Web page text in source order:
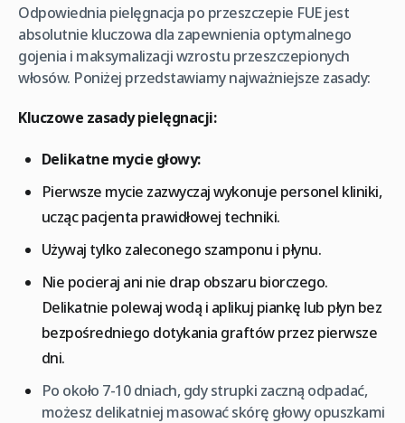
Odpowiednia pielęgnacja po przeszczepie FUE jest
absolutnie kluczowa dla zapewnienia optymalnego
gojenia i maksymalizacji wzrostu przeszczepionych
włosów. Poniżej przedstawiamy najważniejsze zasady:
Kluczowe zasady pielęgnacji:
Delikatne mycie głowy:
Pierwsze mycie zazwyczaj wykonuje personel kliniki,
ucząc pacjenta prawidłowej techniki.
Używaj tylko zaleconego szamponu i płynu.
Nie pocieraj ani nie drap obszaru biorczego.
Delikatnie polewaj wodą i aplikuj piankę lub płyn bez
bezpośredniego dotykania graftów przez pierwsze
dni.
Po około 7-10 dniach, gdy strupki zaczną odpadać,
możesz delikatniej masować skórę głowy opuszkami